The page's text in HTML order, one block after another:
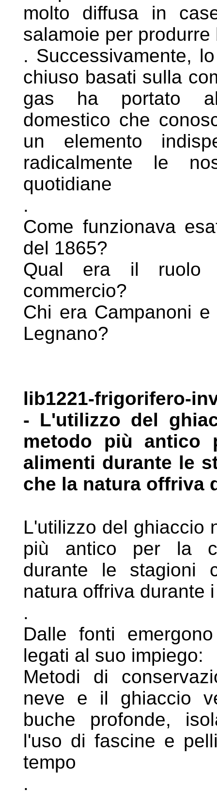
molto diffusa in
salamoie per
. Successivamente,
chiuso basati sulla
gas ha portato
domestico che
un elemento
radicalmente le
quotidiane
.
Come funzionava
del 1865?
Qual era il ruolo
commercio?
Chi era Campanoni
Legnano?
lib1221-frigorifero-
- L'utilizzo del
metodo più
alimenti durante le
che la natura offriva
L'utilizzo del ghiaccio
più antico per la
durante le stagioni
natura offriva durante
.
Dalle fonti
legati al suo impiego:
Metodi di
neve e il ghiaccio
buche profonde,
l'uso di fascine e
tempo
.